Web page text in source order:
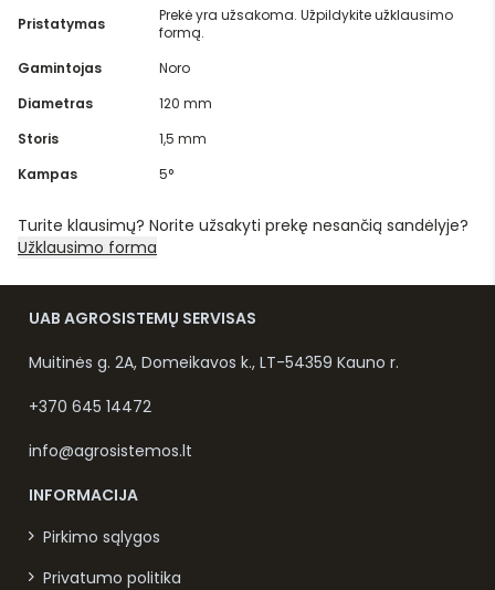
Pristatymas
Prekė yra užsakoma. Užpildykite užklausimo
formą.
Gamintojas
Noro
Diametras
120 mm
Storis
1,5 mm
Kampas
5°
Turite klausimų? Norite užsakyti prekę nesančią sandėlyje?
Užklausimo forma
UAB AGROSISTEMŲ SERVISAS
Muitinės g. 2A, Domeikavos k., LT-54359 Kauno r.
+370 645 14472
info@agrosistemos.lt
INFORMACIJA
Pirkimo sąlygos
Privatumo politika